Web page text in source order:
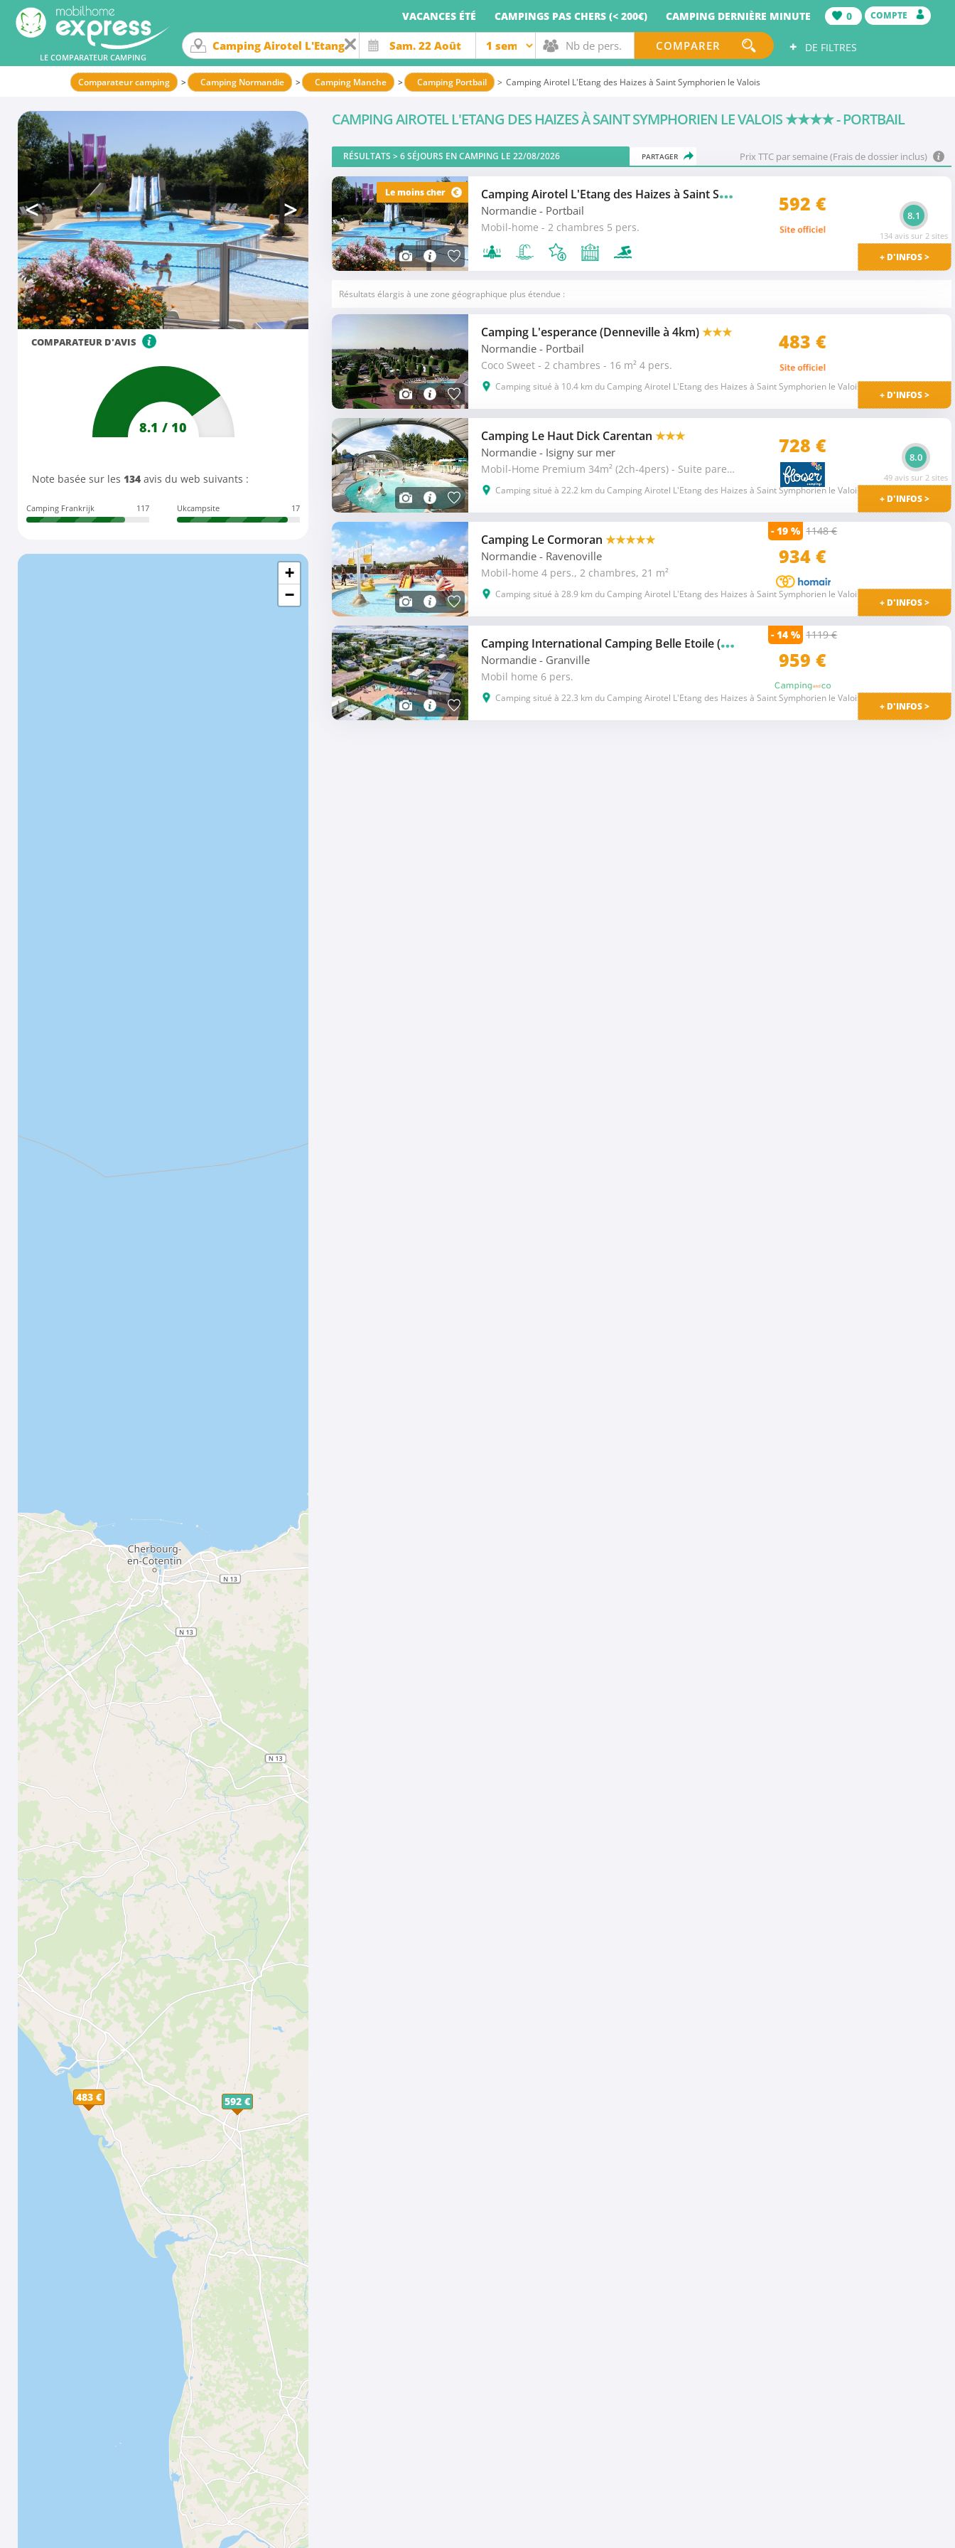
VACANCES ÉTÉ CAMPINGS PAS CHERS (< 200€) CAMPING DERNIÈRE MINUTE 0 COMPTE
LE COMPARATEUR CAMPING
COMPARER + DE FILTRES
Comparateur camping Camping Normandie Camping Manche Camping Portbail Camping Airotel L'Etang des Haizes à Saint Symphorien le Valois
COMPARATEUR D'AVIS
8.1 / 10
Note basée sur les 134 avis du web suivants :
Camping Frankrijk 117 Ukcampsite 17
592 €
483 €
+
−
CAMPING AIROTEL L'ETANG DES HAIZES À SAINT SYMPHORIEN LE VALOIS★★★★- PORTBAIL
RÉSULTATS >6SÉJOURS EN CAMPING LE 22/08/2026 PARTAGER Prix TTC par semaine (Frais de dossier inclus)
Le moins cher C
amping Airotel L'Etang des Haizes à Saint Symphorien le Valois
Normandie - Portbail
Mobil-home - 2 chambres 5 pers.
592 €
+ D'INFOS >
8.1
134 avis sur 2 sites
Résultats élargis à une zone géographique plus étendue :
Camping L'esperance (Denneville à 4km)★★★
Normandie - Portbail
Coco Sweet - 2 chambres - 16 m² 4 pers.
Camping situé à 10.4 km du Camping Airotel L'Etang des Haizes à Saint Symphorien le Valois
483 €
+ D'INFOS >
Camping Le Haut Dick Carentan ★★★
Normandie - Isigny sur mer
Mobil-Home Premium 34m² (2ch-4pers) - Suite parentale + terrasse + LV +TV 4 pers.
Camping situé à 22.2 km du Camping Airotel L'Etang des Haizes à Saint Symphorien le Valois
728 €
+ D'INFOS >
8.0
49 avis sur 2 sites
Camping Le Cormoran ★★★★★
Normandie - Ravenoville
Mobil-home 4 pers., 2 chambres, 21 m²
Camping situé à 28.9 km du Camping Airotel L'Etang des Haizes à Saint Symphorien le Valois
- 19 % 1148 €
934 €
+ D'INFOS >
C
amping International Camping Belle Etoile (Gouville-sur-Mer à 7 km)
Normandie - Granville
Mobil home 6 pers.
Camping situé à 22.3 km du Camping Airotel L'Etang des Haizes à Saint Symphorien le Valois
- 14 % 1119 €
959 €
+ D'INFOS >